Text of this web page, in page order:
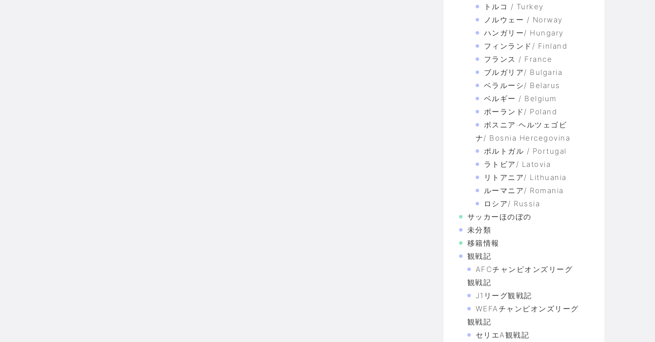
トルコ / Turkey
ノルウェー / Norway
ハンガリー/ Hungary
フィンランド/ Finland
フランス / France
ブルガリア/ Bulgaria
ベラルーシ/ Belarus
ベルギー / Belgium
ポーランド/ Poland
ボスニア·ヘルツェゴビ
ナ/ Bosnia Hercegovina
ポルトガル / Portugal
ラトビア/ Latovia
リトアニア/ Lithuania
ルーマニア/ Romania
ロシア/ Russia
サッカーほのぼの
未分類
移籍情報
観戦記
AFCチャンピオンズリーグ
観戦記
J1リーグ観戦記
WEFAチャンピオンズリーグ
観戦記
セリエA観戦記